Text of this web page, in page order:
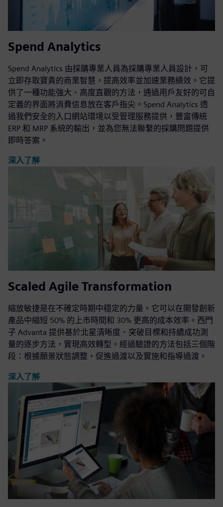
Spend Analytics
Spend Analytics 由採購專業人員為採購專業人員設計，可
立即存取寶貴的商業智慧，提高效率並加速業務績效。它提
供了一種功能強大、高度直觀的方法，通過用戶友好的可自
定義的界面將消費信息放在客戶指尖。Spend Analytics 透
過我們安全的入口網站環境以受管理服務提供，豐富傳統
ERP 和 MRP 系統的輸出，並為您無法聯繫的採購問題提供
即時答案。
深入了解
Scaled Agile Transformation
縮放敏捷是在不確定時期中穩定的力量。它可以在開發創新
產品中縮短 50% 的上市時間和 30% 更高的成本效率。西門
子 Advanta 提供基於北星清晰度、突破目標和持續成功測
量的逐步方法，實現高效轉型。經過驗證的方法包括三個階
段：根據願景狀態調整，促進過渡以及實施和指導過渡。
深入了解